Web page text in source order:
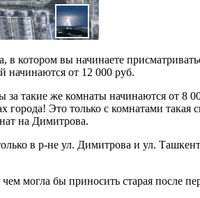
в котором вы начинаете
начинаются от 12 000 руб.
за такие же комнаты начинаются от
города! Это только с комнатами
на Димитрова.
в р-не ул. Димитрова и ул.
могла бы приносить старая после